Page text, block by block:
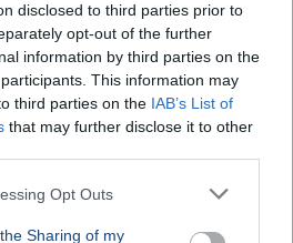
disclosed to third parties prior to
opt-out of the further
information by third parties on the
This information may
third parties on the IAB’s List of
that may further disclose it to other
Opt Outs
Sharing of my